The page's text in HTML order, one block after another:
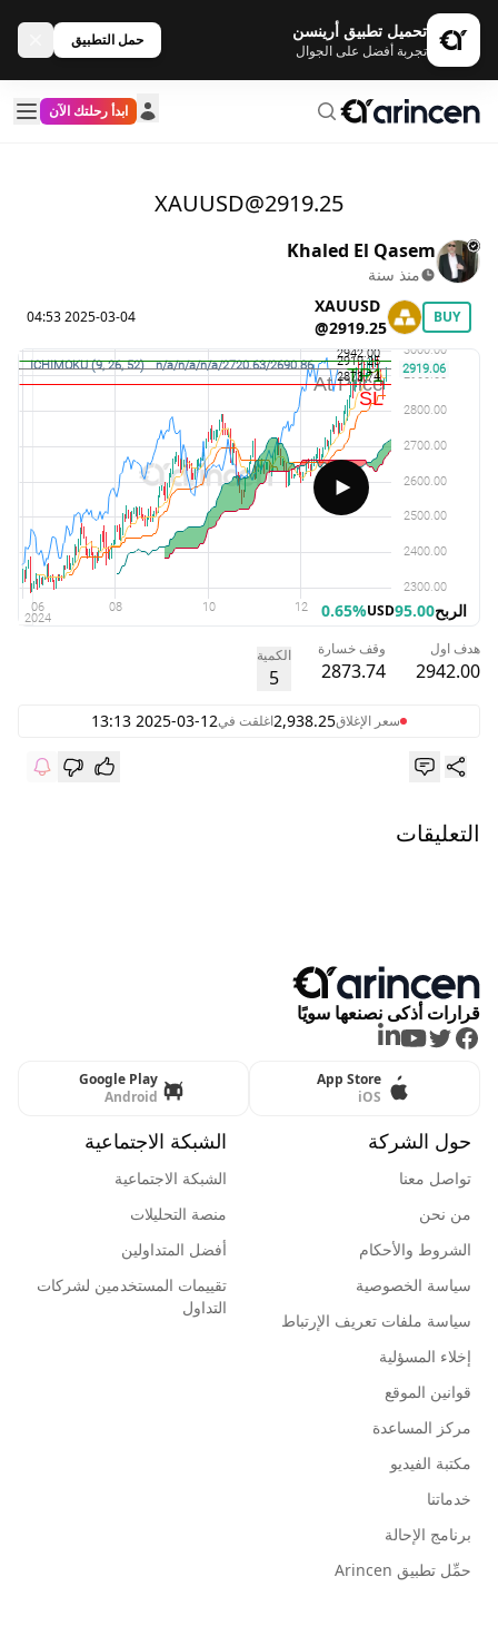
تحميل تطبيق أرينسن
تجربة أفضل على الجوال
حمل التطبيق
ابدأ رحلتك الآن
XAUUSD@2919.25
Khaled El Qasem
منذ سنة
BUY
XAUUSD
@2919.25
2025-03-04 04:53
الربح95.00
USD
0.65%
هدف اول
2942.00
وقف خسارة
2873.74
الكمية
5
سعر الإغلاق2,938.25اغلقت في2025-03-12 13:13
التعليقات
قرارات أذكى نصنعها سويًا
Facebook
Twitter
Youtube
LinkedIn
App Store
iOS
Google Play
Android
حول الشركة
تواصل معنا
من نحن
الشروط والأحكام
سياسة الخصوصية
سياسة ملفات تعريف الإرتباط
إخلاء المسؤلية
قوانين الموقع
مركز المساعدة
مكتبة الفيديو
خدماتنا
برنامج الإحالة
حمِّل تطبيق Arincen
الشبكة الاجتماعية
الشبكة الاجتماعية
منصة التحليلات
أفضل المتداولين
تقييمات المستخدمين لشركات
التداول